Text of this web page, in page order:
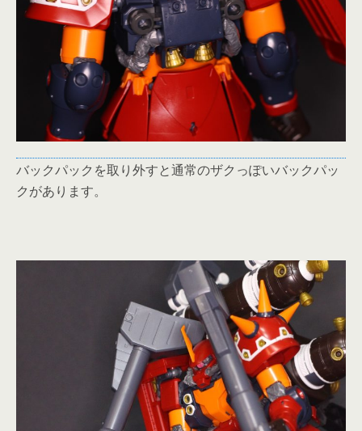
バックパックを取り外すと通常のザクっぽいバックパッ
クがあります。